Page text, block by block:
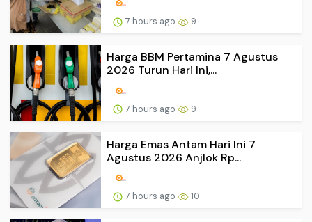
7 hours ago 9
Harga BBM Pertamina 7 Agustus
2026 Turun Hari Ini,...
7 hours ago 9
Harga Emas Antam Hari Ini 7
Agustus 2026 Anjlok Rp...
7 hours ago 10